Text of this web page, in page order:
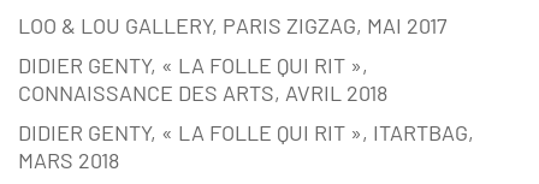
LOO & LOU GALLERY, PARIS ZIGZAG, MAI 2017
DIDIER GENTY, « LA FOLLE QUI RIT »,
CONNAISSANCE DES ARTS, AVRIL 2018
DIDIER GENTY, « LA FOLLE QUI RIT », ITARTBAG,
MARS 2018